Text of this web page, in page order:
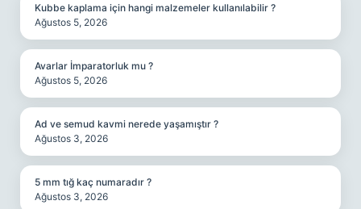
Kubbe kaplama için hangi malzemeler kullanılabilir ?
Ağustos 5, 2026
Avarlar İmparatorluk mu ?
Ağustos 5, 2026
Ad ve semud kavmi nerede yaşamıştır ?
Ağustos 3, 2026
5 mm tığ kaç numaradır ?
Ağustos 3, 2026